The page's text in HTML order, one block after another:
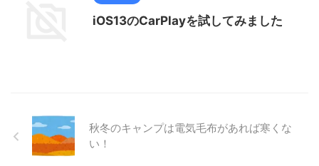
iOS13のCarPlayを試してみました
秋冬のキャンプは電気毛布があれば寒くな
い！